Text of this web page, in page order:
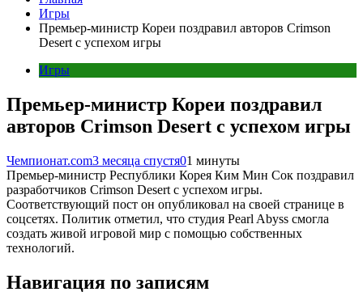
Игры
Премьер-министр Кореи поздравил авторов Crimson
Desert с успехом игры
Игры
Премьер-министр Кореи поздравил
авторов Crimson Desert с успехом игры
Чемпионат.com3 месяца спустя01 минуты
Премьер-министр Республики Корея Ким Мин Сок поздравил
разработчиков Crimson Desert с успехом игры.
Соответствующий пост он опубликовал на своей странице в
соцсетях. Политик отметил, что студия Pearl Abyss смогла
создать живой игровой мир с помощью собственных
технологий.
Навигация по записям